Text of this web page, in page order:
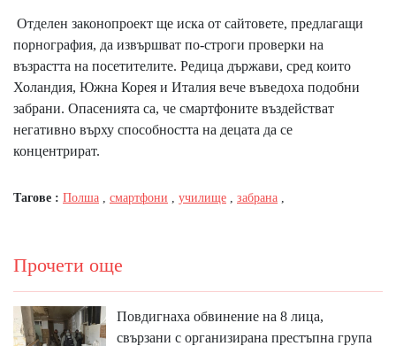
Отделен законопроект ще иска от сайтовете, предлагащи
порнография, да извършват по-строги проверки на
възрастта на посетителите. Редица държави, сред които
Холандия, Южна Корея и Италия вече въведоха подобни
забрани. Опасенията са, че смартфоните въздействат
негативно върху способността на децата да се
концентрират.
Тагове : Полша смартфони училище забрана
Прочети още
Повдигнаха обвинение на 8 лица,
свързани с организирана престъпна група